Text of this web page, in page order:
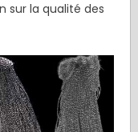
sur la qualité des